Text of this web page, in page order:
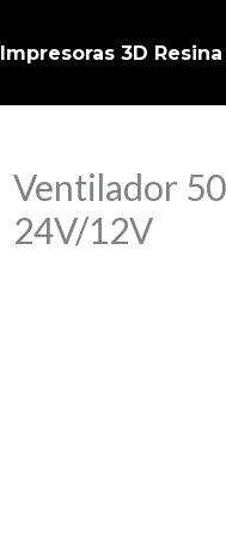
Impresoras 3D Resina
Ventilador
24V/12V